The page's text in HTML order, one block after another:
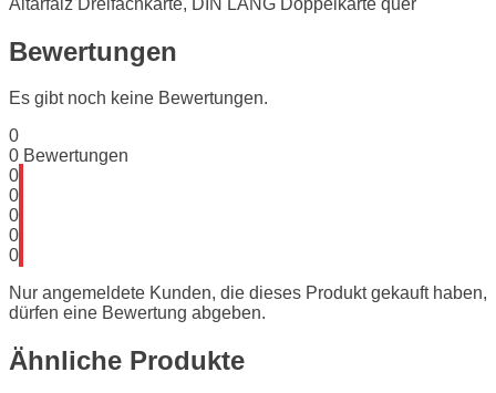
Bewertungen
Es gibt noch keine Bewertungen.
0
0 Bewertungen
0
0
0
0
0
Nur angemeldete Kunden, die dieses Produkt gekauft haben,
dürfen eine Bewertung abgeben.
Ähnliche Produkte